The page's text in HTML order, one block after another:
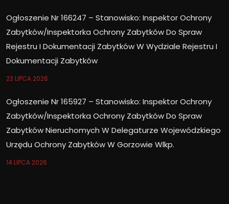
Ogłoszenie Nr 166247 – Stanowisko: Inspektor Ochrony
Zabytków/Inspektorka Ochrony Zabytków Do Spraw
Rejestru I Dokumentacji Zabytków W Wydziale Rejestru I
Dokumentacji Zabytków
23 LIPCA 2026
Ogłoszenie Nr 165927 – Stanowisko: Inspektor Ochrony
Zabytków/Inspektorka Ochrony Zabytków Do Spraw
Zabytków Nieruchomych W Delegaturze Wojewódzkiego
Urzędu Ochrony Zabytków W Gorzowie Wlkp.
14 LIPCA 2026